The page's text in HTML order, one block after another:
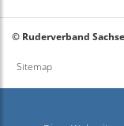
© Ruderverband
Sitemap